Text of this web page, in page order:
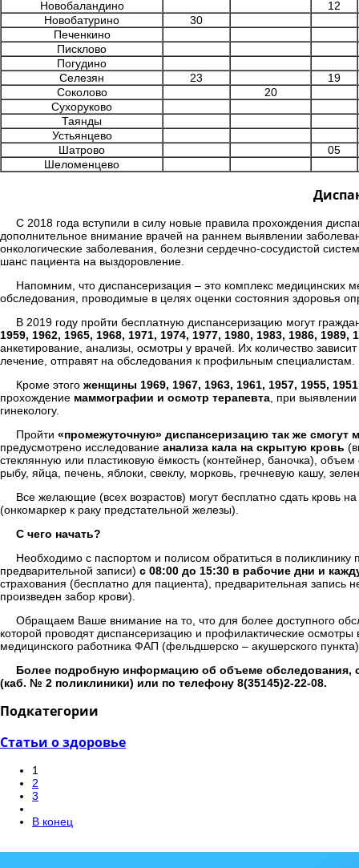
Новобаландино
12
Новобатурино
30
Печенкино
Писклово
Погудино
Селезян
23
19
Соколово
20
Сухоруково
Таянды
Устьянцево
Шатрово
05
Шеломенцево
С 2018 года вступили в силу новые правила прохождения
дополнительное внимание врачей на раннем выявлении
онкологические заболевания, болезни сердечно-сосудистой
шанс пациента на выздоровление.
Напомним, что диспансеризация – это комплекс
обследования, проводимые в целях оценки состояния здоровья
В 2019 году пройти бесплатную диспансеризацию могут
1959, 1962, 1965, 1968, 1971, 1974, 1977, 1980, 1983, 1986, 1989,
анкетирование, анализы, осмотры у врачей. Их количество
лечение, отправят на обследования к профильным специалистам.
Кроме этого женщины 1969, 1967, 1963, 1961, 1957, 1955, 1951
прохождение маммографии и осмотр терапевта , при
гинекологу.
Пройти «промежуточную» диспансеризацию так же смогут
предусмотрено исследование анализа кала на скрытую кровь
стеклянную или пластиковую ёмкость (контейнер, баночка),
рыбу, яйца, печень, яблоки, свеклу, морковь, гречневую кашу,
Все желающие (всех возрастов) могут бесплатно сдать
(онкомаркер к раку предстательной железы).
С чего начать?
Необходимо с паспортом и полисом обратиться в поликлинику
предварительной записи) с 08:00 до 15:30 в рабочие дни и
страхования (бесплатно для пациента), предварительная
произведен забор крови).
Обращаем Ваше внимание на то, что для более доступного
которой проводят диспансеризацию и профилактические
медицинского работника ФАП (фельдшерско – акушерского
Более подробную информацию об объеме обследования,
(каб. № 2 поликлиники) или по телефону 8(35145)2-22-08.
Подкатегории
Статьи о здоровье
1
2
3
В конец